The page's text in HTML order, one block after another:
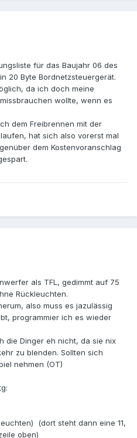
für das Baujahr 06 des
20 Byte Bordnetzsteuergerät.
da ich doch meine
wollte, wenn es
dem Freibrennen mit der
hat sich also vorerst mal
dem Kostenvoranschlag
als TFL, gedimmt auf 75
Rückleuchten.
also muss es jazulässig
programmier ich es wieder
die Dinger eh nicht, da sie nix
zu blenden. Sollten sich
nehmen (OT)
(dort steht dann eine 11,
oben)